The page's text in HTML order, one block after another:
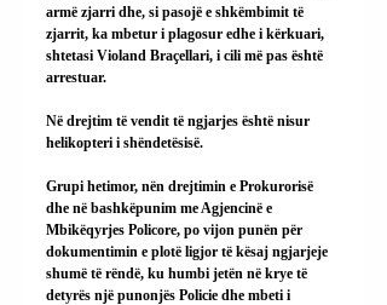
armë zjarri dhe, si pasojë e shkëmbimit të
zjarrit, ka mbetur i plagosur edhe i kërkuari,
shtetasi Violand Braçellari, i cili më pas është
arrestuar.
Në drejtim të vendit të ngjarjes është nisur
helikopteri i shëndetësisë.
Grupi hetimor, nën drejtimin e Prokurorisë
dhe në bashkëpunim me Agjencinë e
Mbikëqyrjes Policore, po vijon punën për
dokumentimin e plotë ligjor të kësaj ngjarjeje
shumë të rëndë, ku humbi jetën në krye të
detyrës një punonjës Policie dhe mbeti i